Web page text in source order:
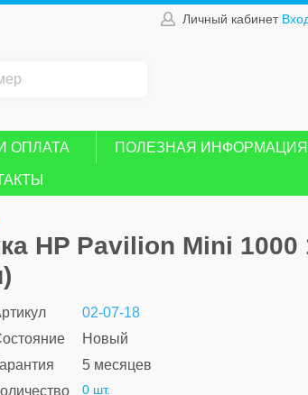
Личный кабинет
ОПЛАТА ПОЛЕЗНАЯ ИНФОРМАЦИЯ
HP Pavilion Mini 1000
02-07-18
Новый
5 месяцев
0 шт.